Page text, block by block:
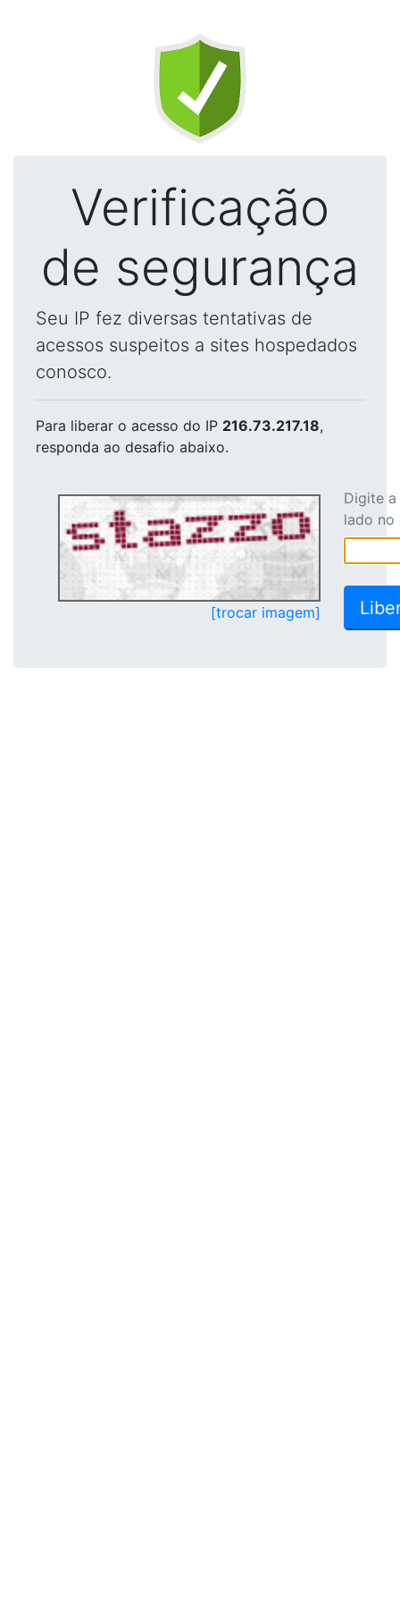
Verificação
de segurança
Seu IP fez diversas tentativas de
acessos suspeitos a sites hospedados
conosco.
Para liberar o acesso do IP 216.73.217.18,
responda ao desafio abaixo.
[trocar imagem]
Digite
lado no